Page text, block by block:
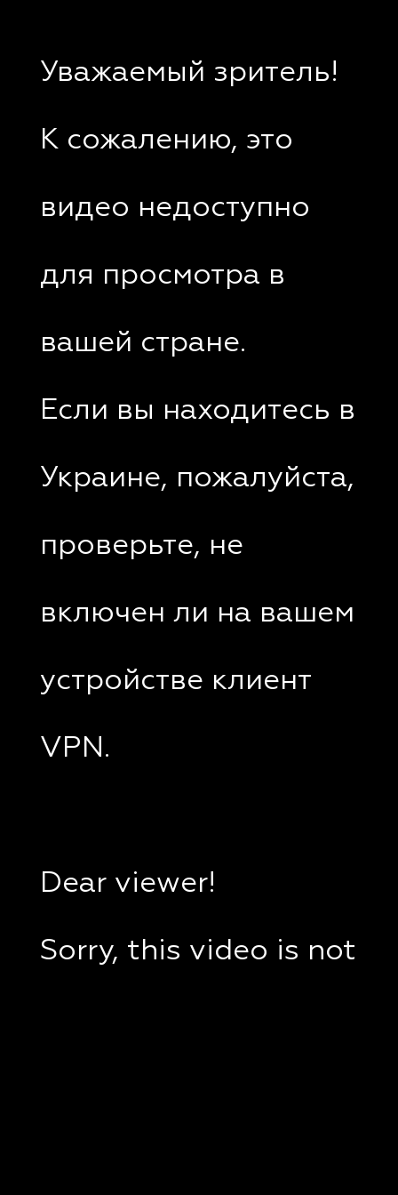
Уважаемый зритель!
К сожалению, это
видео недоступно
для просмотра в
вашей стране.
Если вы находитесь в
Украине, пожалуйста,
проверьте, не
включен ли на вашем
устройстве клиент
VPN.
Dear viewer!
Sorry, this video is not